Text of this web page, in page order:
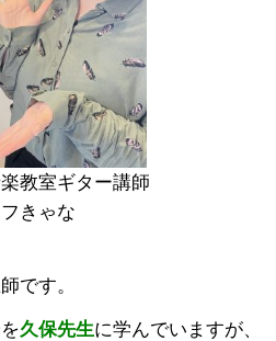
教室ギター講師
きゃな
です。
久保先生に学んでいますが、